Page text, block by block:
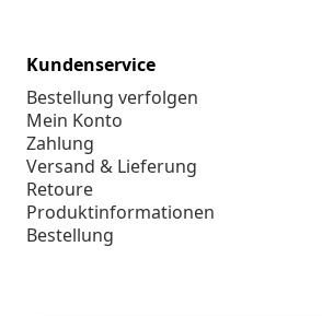
Kundenservice
Bestellung verfolgen
Mein Konto
Zahlung
Versand & Lieferung
Retoure
Produktinformationen
Bestellung